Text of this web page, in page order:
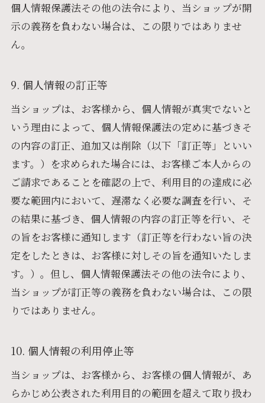
個人情報保護法その他の法令により、当ショップが開
示の義務を負わない場合は、この限りではありませ
ん。
9. 個人情報の訂正等
当ショップは、お客様から、個人情報が真実でないと
いう理由によって、個人情報保護法の定めに基づきそ
の内容の訂正、追加又は削除（以下「訂正等」といい
ます。）を求められた場合には、お客様ご本人からの
ご請求であることを確認の上で、利用目的の達成に必
要な範囲内において、遅滞なく必要な調査を行い、そ
の結果に基づき、個人情報の内容の訂正等を行い、そ
の旨をお客様に通知します（訂正等を行わない旨の決
定をしたときは、お客様に対しその旨を通知いたしま
す。）。但し、個人情報保護法その他の法令により、
当ショップが訂正等の義務を負わない場合は、この限
りではありません。
10. 個人情報の利用停止等
当ショップは、お客様から、お客様の個人情報が、あ
らかじめ公表された利用目的の範囲を超えて取り扱わ